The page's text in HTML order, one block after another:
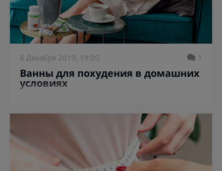
8 Декабря 2019, 19:00 1
Ванны для похудения в домашних
условиях